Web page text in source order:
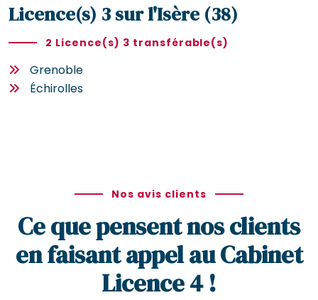
Licence(s) 3 sur l'Isère (38)
2 Licence(s) 3 transférable(s)
Grenoble
Échirolles
Nos avis clients
Ce que pensent nos clients
en faisant appel au Cabinet
Licence 4 !